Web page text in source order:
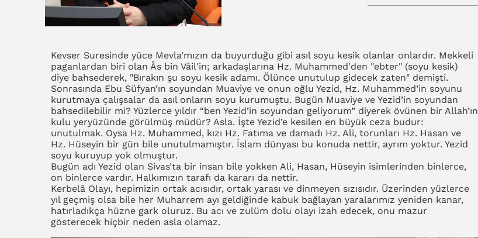
Kevser Suresinde yüce Mevla’mızın da buyurduğu gibi asıl soyu kesik olanlar onlardır. Mekkeli
paganlardan biri olan Âs bin Vâil'in; arkadaşlarına Hz. Muhammed'den "ebter" (soyu kesik)
diye bahsederek, "Bırakın şu soyu kesik adamı. Ölünce unutulup gidecek zaten" demişti.
Sonrasında Ebu Süfyan’ın soyundan Muaviye ve onun oğlu Yezid, Hz. Muhammed’in soyunu
kurutmaya çalışsalar da asıl onların soyu kurumuştu. Bugün Muaviye ve Yezid’in soyundan
bahsedilebilir mi? Yüzlerce yıldır “ben Yezid’in soyundan geliyorum” diyerek övünen bir Allah’ın
kulu yeryüzünde görülmüş müdür? Asla. İşte Yezid’e kesilen en büyük ceza budur:
unutulmak. Oysa Hz. Muhammed, kızı Hz. Fatıma ve damadı Hz. Ali, torunları Hz. Hasan ve
Hz. Hüseyin bir gün bile unutulmamıştır. İslam dünyası bu konuda nettir, ayrım yoktur. Yezid
soyu kuruyup yok olmuştur.
Bugün adı Yezid olan Sivas’ta bir insan bile yokken Ali, Hasan, Hüseyin isimlerinden binlerce,
on binlerce vardır. Halkımızın tarafı da kararı da nettir.
Kerbelâ Olayı, hepimizin ortak acısıdır, ortak yarası ve dinmeyen sızısıdır. Üzerinden yüzlerce
yıl geçmiş olsa bile her Muharrem ayı geldiğinde kabuk bağlayan yaralarımız yeniden kanar,
hatırladıkça hüzne gark oluruz. Bu acı ve zulüm dolu olayı izah edecek, onu mazur
gösterecek hiçbir neden asla olamaz.